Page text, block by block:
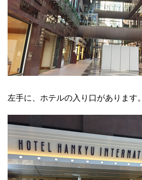
左手に、ホテルの入り口があります。